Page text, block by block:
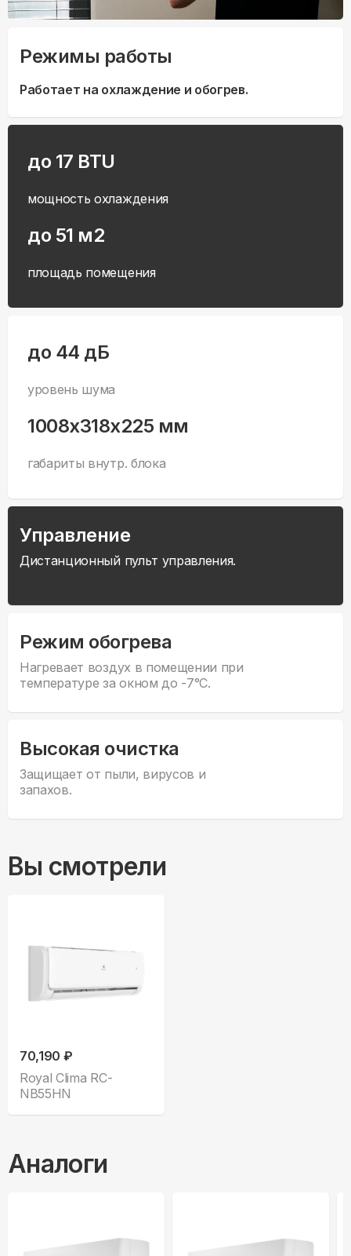
Режимы работы
Работает на охлаждение и обогрев.
до 17 BTU
мощность охлаждения
до 51 м2
площадь помещения
до 44 дБ
уровень шума
1008x318x225 мм
габариты внутр. блока
Управление
Дистанционный пульт управления.
Режим обогрева
Нагревает воздух в помещении при
температуре за окном до -7°С.
Высокая очистка
Защищает от пыли, вирусов и
запахов.
Вы смотрели
70,190 ₽
Royal Clima RC-
NB55HN
Аналоги